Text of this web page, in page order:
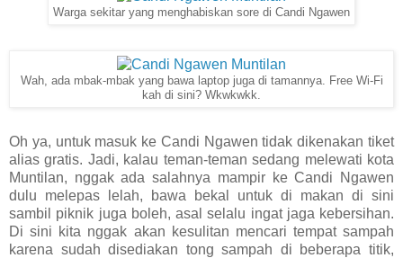
Warga sekitar yang menghabiskan sore di Candi Ngawen
Wah, ada mbak-mbak yang bawa laptop juga di tamannya. Free Wi-Fi
kah di sini? Wkwkwkk.
Oh ya, untuk masuk ke Candi Ngawen tidak dikenakan tiket
alias gratis. Jadi, kalau teman-teman sedang melewati kota
Muntilan, nggak ada salahnya mampir ke Candi Ngawen
dulu melepas lelah, bawa bekal untuk di makan di sini
sambil piknik juga boleh, asal selalu ingat jaga kebersihan.
Di sini kita nggak akan kesulitan mencari tempat sampah
karena sudah disediakan tong sampah di beberapa titik,